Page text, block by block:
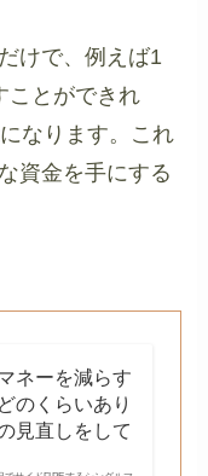
けで、例えば1
ことができれ
なります。これ
資金を手にする
ネーを減らす
のくらいあり
見直しをして